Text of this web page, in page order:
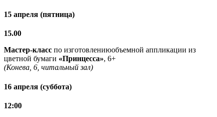
15 апреля (пятница)
15.00
Мастер-класс по изготовлениюобъемной аппликации из
цветной бумаги «Принцесса», 6+
(Конева, 6, читальный зал)
16 апреля (суббота)
12:00